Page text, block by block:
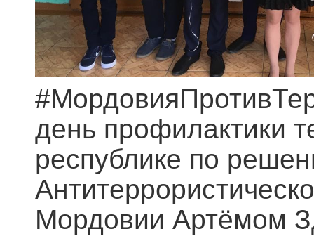
день профилактики
республике по
Мордовии Артёмом